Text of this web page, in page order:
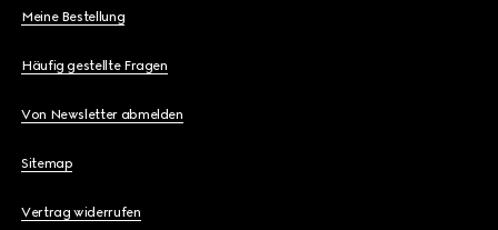
Meine Bestellung
Häufig gestellte Fragen
Von Newsletter abmelden
Sitemap
Vertrag widerrufen